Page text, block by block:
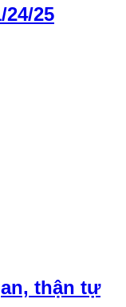
24/25
thận tự